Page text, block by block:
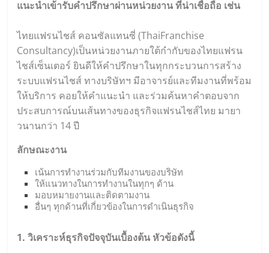
แนะนำเข้ารับคำปรึกษาผ่านหน่วยงาน ที่น่าเชื่อถือ เช่น
ไทยแฟรนไชส์ คอนซัลแทนซี่ (ThaiFranchise
Consultancy)เป็นหน่วยงานภายใต้กำกับของไทยแฟรน
ไชส์เซ็นเตอร์ ยินดีให้คำปรึกษาในทุกกระบวนการสร้าง
ระบบแฟรนไชส์ ทางบริษัทฯ มีอาจารย์และทีมงานที่พร้อม
ให้บริการ คอยให้คำแนะนำ และร่วมค้นหาคำตอบจาก
ประสบการณ์บนเส้นทางของธุรกิจแฟรนไชส์ไทย มายา
วนานกว่า 14 ปี
ลักษณะงาน
เน้นการทำงานร่วมกับทีมงานของบริษัท
ให้แนวทางในการทำงานในทุกๆ ด้าน
มอบหมายงานและติดตามงาน
อื่นๆ ทุกด้านที่เกี่ยวข้องในการดำเนินธุรกิจ
1. วิเคราะห์ธุรกิจปัจจุบันเบื้องต้น หัวข้อดังนี้